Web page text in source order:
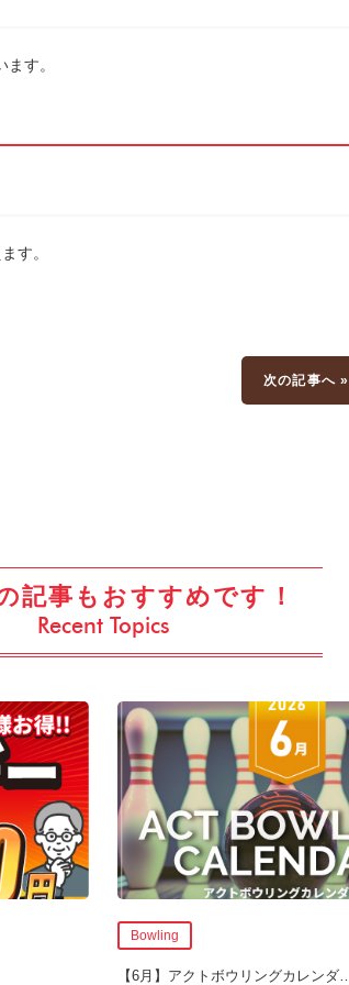
す。
す。
次の記事へ »
記事もおすすめです！
Recent Topics
Bowling
【6月】アクトボウリングカレンダ